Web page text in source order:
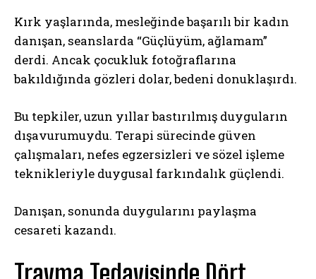
Kırk yaşlarında, mesleğinde başarılı bir kadın
danışan, seanslarda “Güçlüyüm, ağlamam”
derdi. Ancak çocukluk fotoğraflarına
bakıldığında gözleri dolar, bedeni donuklaşırdı.
Bu tepkiler, uzun yıllar bastırılmış duyguların
dışavurumuydu. Terapi sürecinde güven
çalışmaları, nefes egzersizleri ve sözel işleme
teknikleriyle duygusal farkındalık güçlendi.
Danışan, sonunda duygularını paylaşma
cesareti kazandı.